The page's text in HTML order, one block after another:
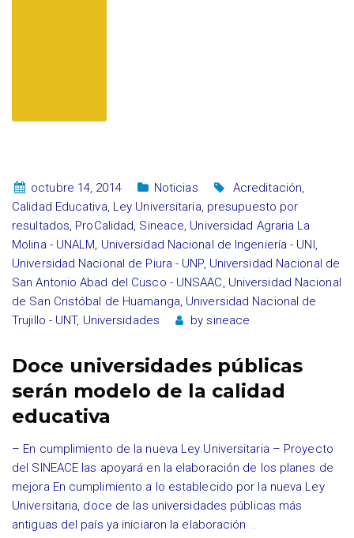
octubre 14, 2014 Noticias Acreditación,
Calidad Educativa, Ley Universitaria, presupuesto por
resultados, ProCalidad, Sineace, Universidad Agraria La
Molina - UNALM, Universidad Nacional de Ingeniería - UNI,
Universidad Nacional de Piura - UNP, Universidad Nacional de
San Antonio Abad del Cusco - UNSAAC, Universidad Nacional
de San Cristóbal de Huamanga, Universidad Nacional de
Trujillo - UNT, Universidades bysineace
Doce universidades públicas
serán modelo de la calidad
educativa
– En cumplimiento de la nueva Ley Universitaria – Proyecto
del SINEACE las apoyará en la elaboración de los planes de
mejora En cumplimiento a lo establecido por la nueva Ley
Universitaria, doce de las universidades públicas más
antiguas del país ya iniciaron la elaboración …